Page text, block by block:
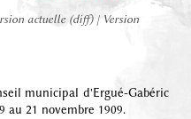
actuelle (diff) | Version
municipal d'Ergué-Gabéric
au 21 novembre 1909.